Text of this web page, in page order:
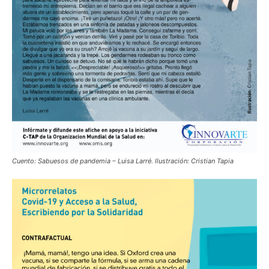
Cuento: Sabuesos de pandemia – Luisa Larré. Ilustración: Cristian Tapia